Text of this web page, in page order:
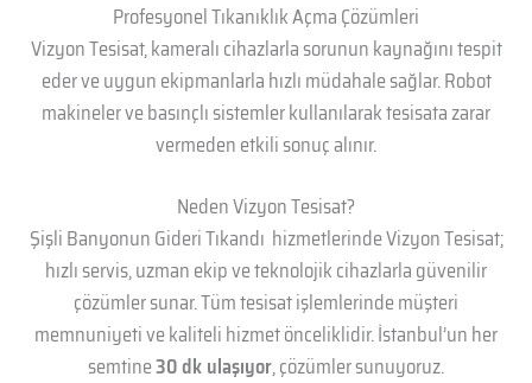
Profesyonel Tıkanıklık Açma Çözümleri
Vizyon Tesisat, kameralı cihazlarla sorunun kaynağını tespit
eder ve uygun ekipmanlarla hızlı müdahale sağlar. Robot
makineler ve basınçlı sistemler kullanılarak tesisata zarar
vermeden etkili sonuç alınır.
Neden Vizyon Tesisat?
Şişli Banyonun Gideri Tıkandı hizmetlerinde Vizyon Tesisat;
hızlı servis, uzman ekip ve teknolojik cihazlarla güvenilir
çözümler sunar. Tüm tesisat işlemlerinde müşteri
memnuniyeti ve kaliteli hizmet önceliklidir. İstanbul’un her
semtine30 dk ulaşıyor, çözümler sunuyoruz.